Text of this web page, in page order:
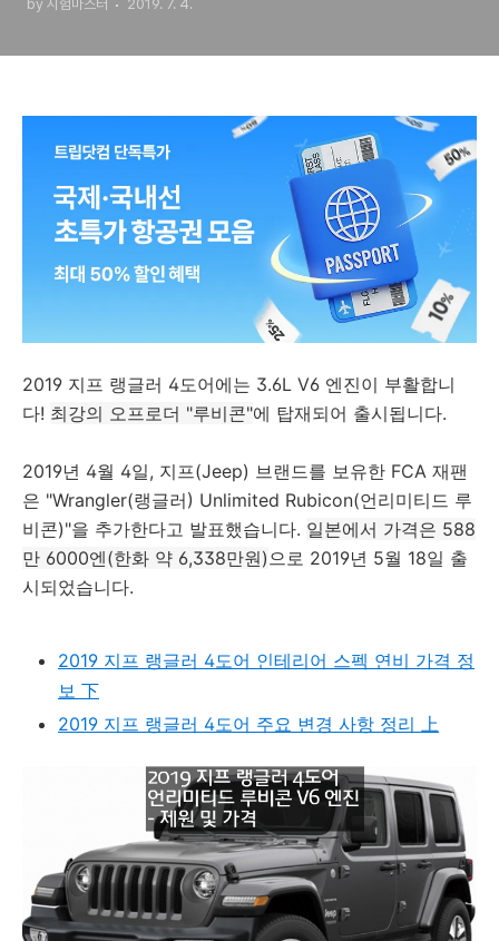
by 시험마스터 2019. 7. 4.
2019 지프 랭글러 4도어에는 3.6L V6 엔진이 부활합니
다! 최강의 오프로더 "루비콘"에 탑재되어 출시됩니다.
2019년 4월 4일, 지프(Jeep) 브랜드를 보유한 FCA 재팬
은 "Wrangler(랭글러) Unlimited Rubicon(언리미티드 루
비콘)"을 추가한다고 발표했습니다. 일본에서 가격은 588
만 6000엔(한화 약 6,338만원)으로 2019년 5월 18일 출
시되었습니다.
2019 지프 랭글러 4도어 인테리어 스펙 연비 가격 정
보 下
2019 지프 랭글러 4도어 주요 변경 사항 정리 上